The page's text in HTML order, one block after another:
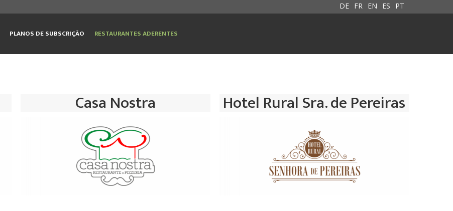
PT
ES
EN
FR
DE
PLANOS DE SUBSCRIÇÃO RESTAURANTES ADERENTES
Casa Nostra Hotel Rural Sra. de Pereiras